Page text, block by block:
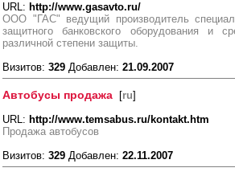
URL: http://www.gasavto.ru/
ООО "ГАС" ведущий производитель
защитного банковского оборудования и
различной степени защиты.
Визитов: 329 Добавлен: 21.09.2007
Автобусы продажа [ru]
URL: http://www.temsabus.ru/kontakt.htm
Продажа автобусов
Визитов: 329 Добавлен: 22.11.2007